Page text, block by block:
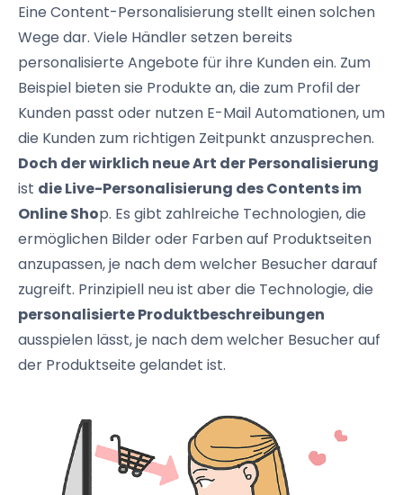
Eine Content-Personalisierung stellt einen solchen
Wege dar. Viele Händler setzen bereits
personalisierte Angebote für ihre Kunden ein. Zum
Beispiel bieten sie Produkte an, die zum Profil der
Kunden passt oder nutzen E-Mail Automationen, um
die Kunden zum richtigen Zeitpunkt anzusprechen.
Doch der wirklich neue Art der Personalisierung
ist die Live-Personalisierung des Contents im
Online Shop. Es gibt zahlreiche Technologien, die
ermöglichen Bilder oder Farben auf Produktseiten
anzupassen, je nach dem welcher Besucher darauf
zugreift. Prinzipiell neu ist aber die Technologie, die
personalisierte Produktbeschreibungen
ausspielen lässt, je nach dem welcher Besucher auf
der Produktseite gelandet ist.